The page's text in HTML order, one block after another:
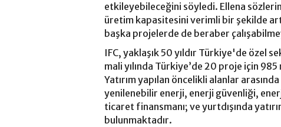
etkileyebileceğini söyledi. Ellena
üretim kapasitesini verimli bir şekilde
başka projelerde de beraber
IFC, yaklaşık 50 yıldır Türkiye'de özel
mali yılında Türkiye’de 20 proje için
Yatırım yapılan öncelikli alanlar
yenilenebilir enerji, enerji güvenliği,
ticaret finansmanı; ve yurtdışında
bulunmaktadır.